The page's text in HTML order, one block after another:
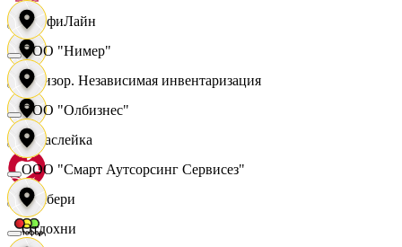
ПрофиЛайн
Ревизор. Независимая инвентаризация
Саваслейка
Самбери
ООО "Нимер"
ООО "Олбизнес"
ООО "Смарт Аутсорсинг Сервисез"
Отдохни